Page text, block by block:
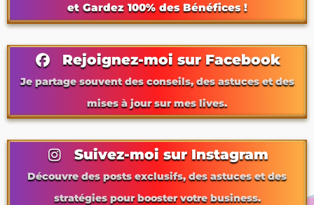
et Gardez 100% des Bénéfices !
Rejoignez-moi sur Facebook
Je partage souvent des conseils, des astuces et des
mises à jour sur mes lives.
Suivez-moi sur Instagram
Découvre des posts exclusifs, des astuces et des
stratégies pour booster votre business.